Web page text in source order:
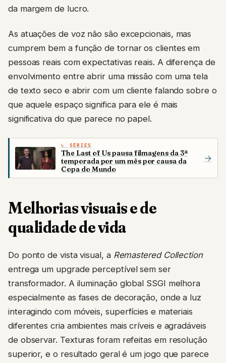
da margem de lucro.
As atuações de voz não são excepcionais, mas
cumprem bem a função de tornar os clientes em
pessoas reais com expectativas reais. A diferença de
envolvimento entre abrir uma missão com uma tela
de texto seco e abrir com um cliente falando sobre o
que aquele espaço significa para ele é mais
significativa do que parece no papel.
SÉRIES
The Last of Us pausa filmagens da 3ª
temporada por um mês por causa da
Copa do Mundo
→
Melhorias visuais e de
qualidade de vida
Do ponto de vista visual, a Remastered Collection
entrega um upgrade perceptível sem ser
transformador. A iluminação global SSGI melhora
especialmente as fases de decoração, onde a luz
interagindo com móveis, superfícies e materiais
diferentes cria ambientes mais críveis e agradáveis
de observar. Texturas foram refeitas em resolução
superior, e o resultado geral é um jogo que parece